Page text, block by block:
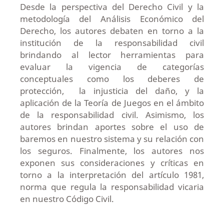
Desde la perspectiva del Derecho Civil y la
metodología del Análisis Económico del
Derecho, los autores debaten en torno a la
institución de la responsabilidad civil
brindando al lector herramientas para
evaluar la vigencia de categorías
conceptuales como los deberes de
protección, la injusticia del daño, y la
aplicación de la Teoría de Juegos en el ámbito
de la responsabilidad civil. Asimismo, los
autores brindan aportes sobre el uso de
baremos en nuestro sistema y su relación con
los seguros. Finalmente, los autores nos
exponen sus consideraciones y críticas en
torno a la interpretación del artículo 1981,
norma que regula la responsabilidad vicaria
en nuestro Código Civil.